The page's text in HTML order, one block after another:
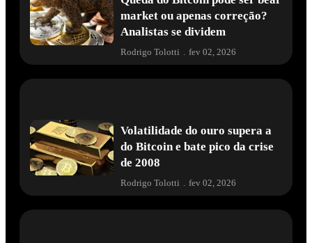
market ou apenas correção?
Analistas se dividem
Rodrigo Tolotti . fev 02, 2026
Volatilidade do ouro supera a
do Bitcoin e bate pico da crise
de 2008
Rodrigo Tolotti . fev 02, 2026